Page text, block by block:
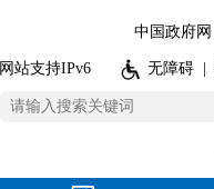
中国政府网
网站支持IPv6 无障碍